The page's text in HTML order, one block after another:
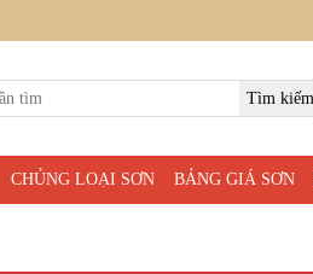
CHỦNG LOẠI SƠN BẢNG GIÁ SƠN